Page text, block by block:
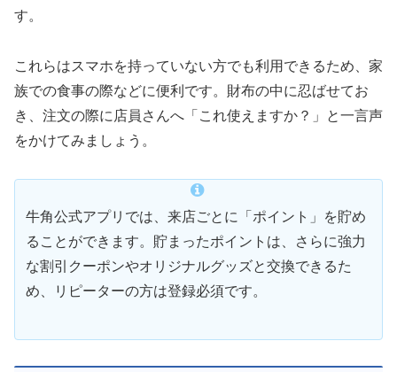
す。
これらはスマホを持っていない方でも利用できるため、家
族での食事の際などに便利です。財布の中に忍ばせてお
き、注文の際に店員さんへ「これ使えますか？」と一言声
をかけてみましょう。
牛角公式アプリでは、来店ごとに「ポイント」を貯め
ることができます。貯まったポイントは、さらに強力
な割引クーポンやオリジナルグッズと交換できるた
め、リピーターの方は登録必須です。